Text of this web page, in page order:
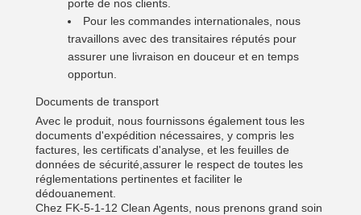
porte de nos clients.
Pour les commandes internationales, nous
travaillons avec des transitaires réputés pour
assurer une livraison en douceur et en temps
opportun.
Documents de transport
Avec le produit, nous fournissons également tous les
documents d'expédition nécessaires, y compris les
factures, les certificats d'analyse, et les feuilles de
données de sécurité,assurer le respect de toutes les
réglementations pertinentes et faciliter le
dédouanement.
Chez FK-5-1-12 Clean Agents, nous prenons grand soin